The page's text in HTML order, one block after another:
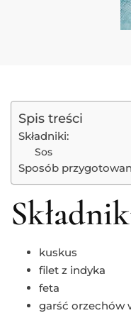
Spis treści
Składniki:
Sos
Sposób
kuskus
filet z indyka
feta
garść orzechów